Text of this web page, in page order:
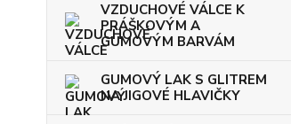
VZDUCHOVÉ VÁLCE K
PRÁŠKOVÝM A
GUMOVÝM BARVÁM
GUMOVÝ LAK S GLITREM
NA JIGOVÉ HLAVIČKY